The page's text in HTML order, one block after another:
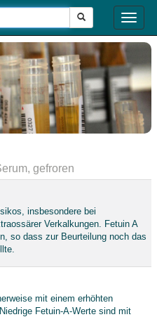
Toggle
gefroren
insbesondere bei
Verkalkungen. Fetuin A
so dass zur Beurteilung noch das
mit einem erhöhten
Fetuin-A-Werte sind mit